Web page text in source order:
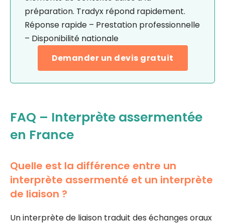
préparation. Tradyx répond rapidement.
Réponse rapide – Prestation professionnelle
– Disponibilité nationale
Demander un devis gratuit
FAQ – Interprète assermentée
en France
Quelle est la différence entre un
interprète assermenté et un interprète
de liaison ?
Un interprète de liaison traduit des échanges oraux